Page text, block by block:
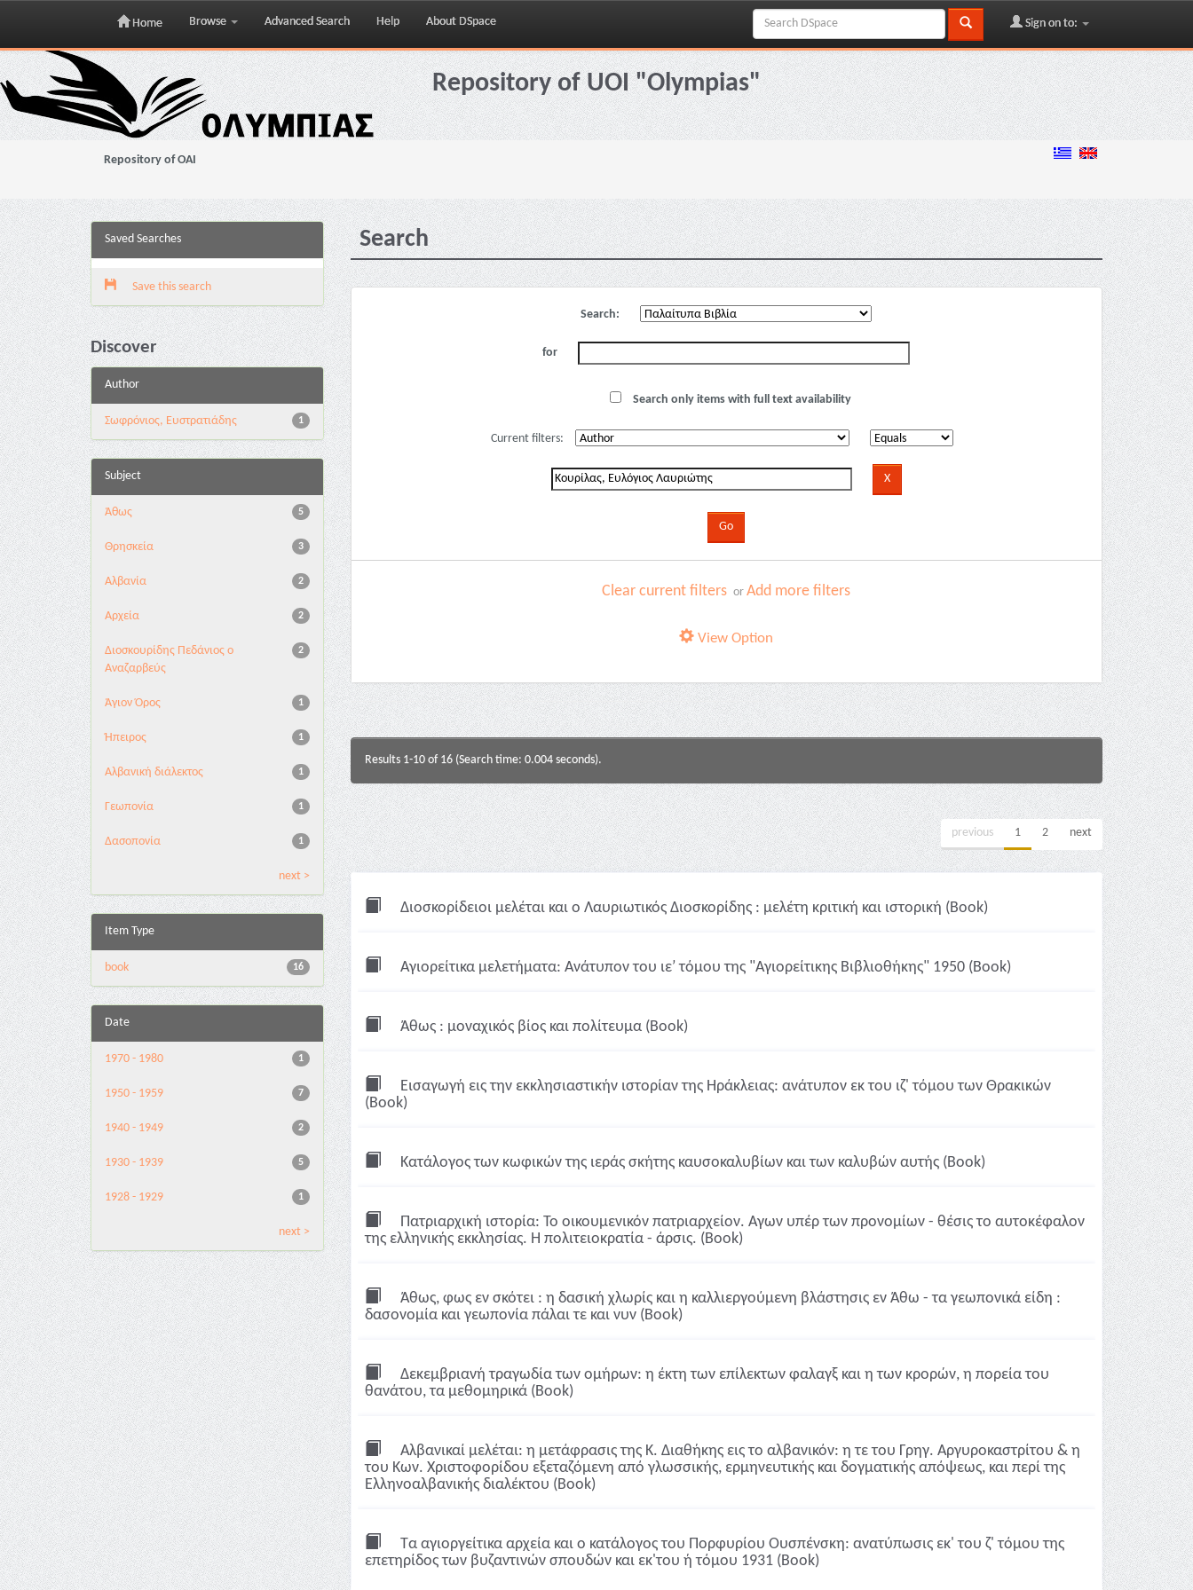
Skip
navigation
Home Browse Advanced Search Help About DSpace Sign on to:
Repository of UOI "Olympias"
Repository of OAI
Saved Searches
Save this search
Discover
Author
1
Σωφρόνιος, Ευστρατιάδης
Subject
5
Άθως
3
Θρησκεία
2
Αλβανία
2
Αρχεία
2
Διοσκουρίδης Πεδάνιος ο
Αναζαρβεύς
1
Άγιον Όρος
1
Ήπειρος
1
Αλβανική διάλεκτος
1
Γεωπονία
1
Δασοπονία
next >
Item Type
16
book
Date
1
1970 - 1980
7
1950 - 1959
2
1940 - 1949
5
1930 - 1939
1
1928 - 1929
next >
Search
Search:
for
Search only items with full text availability
Current filters:
Clear current filters orAdd more filters
View Option
Results 1-10 of 16 (Search time: 0.004 seconds).
previous 1 2 next
Διοσκορίδειοι μελέται και ο Λαυριωτικός Διοσκορίδης : μελέτη κριτική και ιστορική (Book)
Αγιορείτικα μελετήματα: Ανάτυπον του ιεʹ τόμου της "Αγιορείτικης Βιβλιοθήκης" 1950 (Book)
Άθως : μοναχικός βίος και πολίτευμα (Book)
Εισαγωγή εις την εκκλησιαστικήν ιστορίαν της Ηράκλειας: ανάτυπον εκ του ιζ' τόμου των Θρακικών
(Book)
Κατάλογος των κωφικών της ιεράς σκήτης καυσοκαλυβίων και των καλυβών αυτής (Book)
Πατριαρχική ιστορία: Το οικουμενικόν πατριαρχείον. Αγων υπέρ των προνομίων - θέσις το αυτοκέφαλον
της ελληνικής εκκλησίας. Η πολιτειοκρατία - άρσις. (Book)
Άθως, φως εν σκότει : η δασική χλωρίς και η καλλιεργούμενη βλάστησις εν Άθω - τα γεωπονικά είδη :
δασονομία και γεωπονία πάλαι τε και νυν (Book)
Δεκεμβριανή τραγωδία των ομήρων: η έκτη των επίλεκτων φαλαγξ και η των κρορών, η πορεία του
θανάτου, τα μεθομηρικά (Book)
Αλβανικαί μελέται: η μετάφρασις της Κ. Διαθήκης εις το αλβανικόν: η τε του Γρηγ. Αργυροκαστρίτου & η
του Κων. Χριστοφορίδου εξεταζόμενη από γλωσσικής, ερμηνευτικής και δογματικής απόψεως, και περί της
Ελληνοαλβανικής διαλέκτου (Book)
Τα αγιοργείτικα αρχεία και ο κατάλογος του Πορφυρίου Ουσπένσκη: ανατύπωσις εκ' του ζ' τόμου της
επετηρίδος των βυζαντινών σπουδών και εκ'του ή τόμου 1931 (Book)